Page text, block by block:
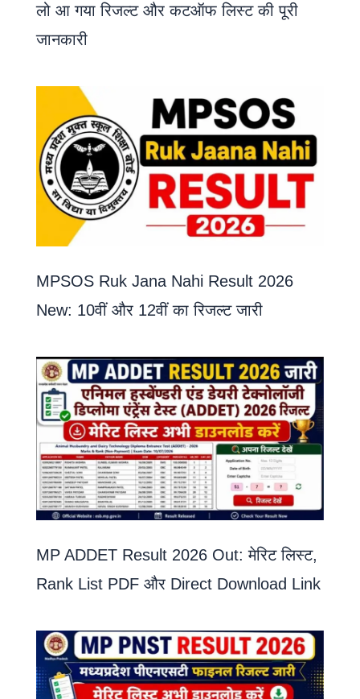
लो आ गया रिजल्ट और कटऑफ लिस्ट की पूरी
जानकारी
MPSOS Ruk Jana Nahi Result 2026
New: 10वीं और 12वीं का रिजल्ट जारी
MP ADDET Result 2026 Out: मेरिट लिस्ट,
Rank List PDF और Direct Download Link